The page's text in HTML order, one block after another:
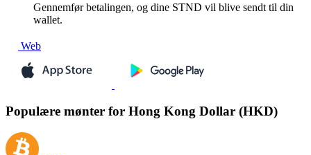
Gennemfør betalingen, og dine STND vil blive sendt til din
wallet.
Web
Populære mønter for Hong Kong Dollar (HKD)